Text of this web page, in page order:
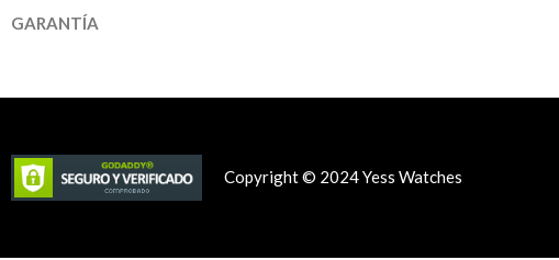
GARANTÍA
Copyright © 2024 Yess Watches